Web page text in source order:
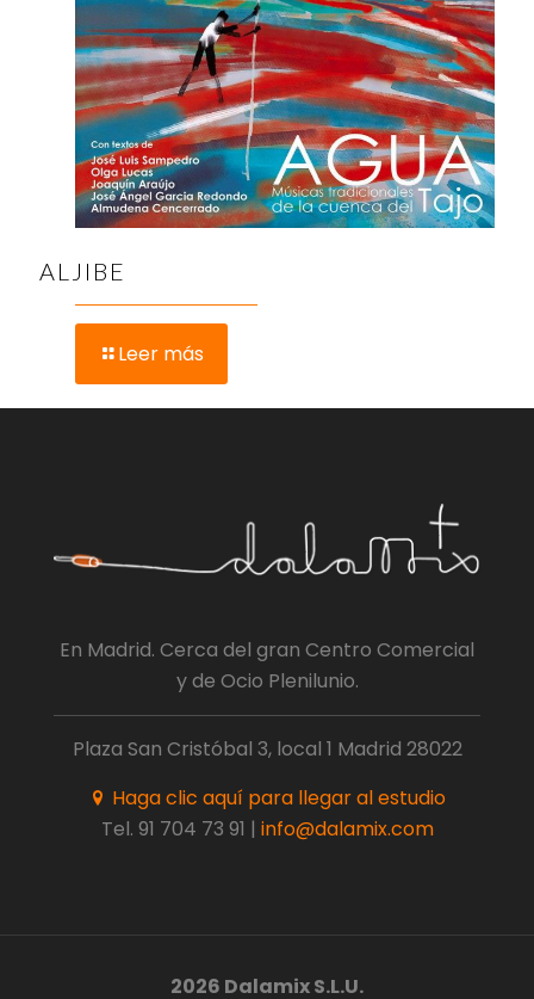
ALJIBE
Leer más
En Madrid. Cerca del gran Centro Comercial
y de Ocio Plenilunio.
Plaza San Cristóbal 3, local 1 Madrid 28022
Haga clic aquí para llegar al estudio
Tel. 91 704 73 91 | info@dalamix.com
2026 Dalamix S.L.U.